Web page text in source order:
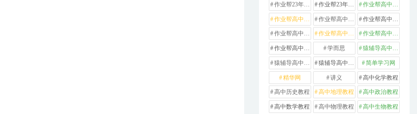
作业帮23年高中英语 作业帮23年高中语文 作业帮高中化学
作业帮高中地理 作业帮高中政治 作业帮高中数学
作业帮高中物理 作业帮高中生物 作业帮高中英语
作业帮高中语文 学而思 猿辅导高中数学
猿辅导高中物理 猿辅导高中英语 简单学习网
精华网 讲义 高中化学教程
高中历史教程 高中地理教程 高中政治教程
高中数学教程 高中物理教程 高中生物教程